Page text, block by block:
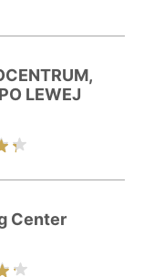
LEWEJ
Center